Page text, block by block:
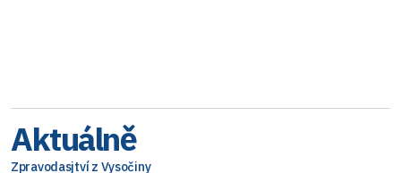
Aktuálně
Zpravodasjtví z Vysočiny